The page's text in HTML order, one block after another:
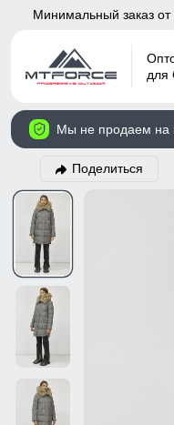
Минимальный заказ от
для
Мы не продаем на
Поделиться